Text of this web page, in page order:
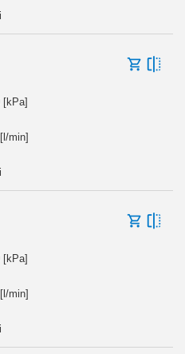
[kPa]
min]
[kPa]
min]